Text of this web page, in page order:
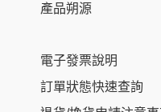
產品朔源
電子發票說明
訂單狀態快速查詢